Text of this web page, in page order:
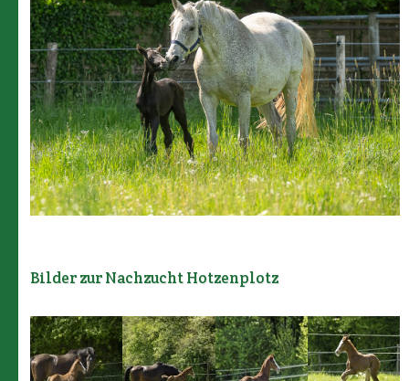
Bilder zur Nachzucht Hotzenplotz